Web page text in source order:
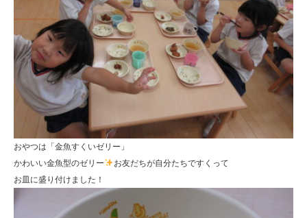
おやつは「金魚すくいゼリー」
かわいい金魚型のゼリー
お友だちが自分たちですくって
お皿に盛り付けました！